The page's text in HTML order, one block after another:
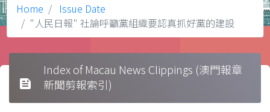
Home
Issue Date
"人民日報" 社論呼籲黨組織要認真抓好黨的建設
feed
Index of Macau News Clippings (澳門報章
新聞剪報索引)